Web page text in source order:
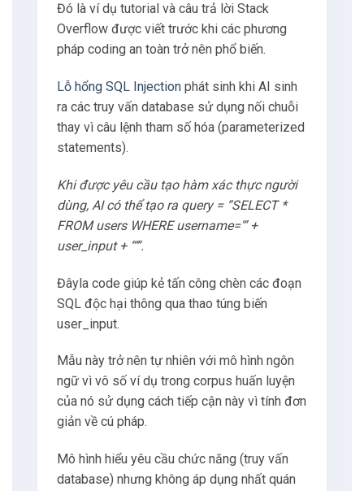
Đó là ví dụ tutorial và câu trả lời Stack
Overflow được viết trước khi các phương
pháp coding an toàn trở nên phổ biến.
Lỗ hổng SQL Injectionphát sinh khi AI sinh
ra các truy vấn database sử dụng nối chuỗi
thay vì câu lệnh tham số hóa (parameterized
statements).
Khi được yêu cầu tạo hàm xác thực người
dùng, AI có thể tạo ra query = “SELECT *
FROM users WHERE username='” +
user_input + “‘”.
Đâyla code giúp kẻ tấn công chèn các đoạn
SQL độc hại thông qua thao túng biến
user_input.
Mẫu này trở nên tự nhiên với mô hình ngôn
ngữ vì vô số ví dụ trong corpus huấn luyện
của nó sử dụng cách tiếp cận này vì tính đơn
giản về cú pháp.
Mô hình hiểu yêu cầu chức năng (truy vấn
database) nhưng không áp dụng nhất quán